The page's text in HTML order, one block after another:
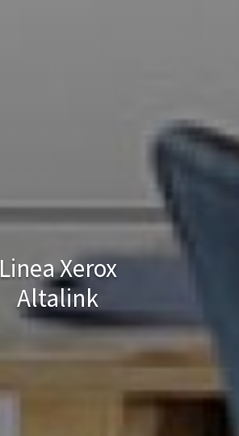
Linea Xerox
Altalink